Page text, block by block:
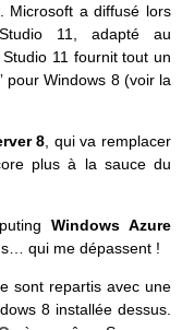
Microsoft a diffusé lors
11, adapté au
11 fournit tout un
pour Windows 8 (voir la
8 , qui va remplacer
plus à la sauce du
Windows Azure
qui me dépassent !
sont repartis avec une
8 installée dessus.